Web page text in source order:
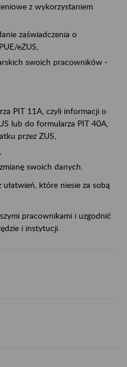
z wykorzystaniem
zaświadczenia o
eZUS,
swoich pracowników -
PIT 11A, czyli informacji o
lub do formularza PIT 40A,
przez ZUS,
swoich danych.
które niesie za sobą
pracownikami i uzgodnić
i instytucji.